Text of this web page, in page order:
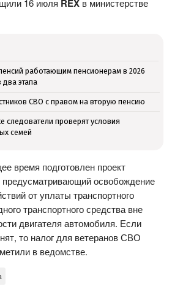
16 июля REX в министерстве
работающим пенсионерам в 2026
этапа
СВО с правом на вторую пенсию
следователи проверят условия
семей
время подготовлен проект
предусматривающий освобождение
от уплаты транспортного
транспортного средства вне
двигателя автомобиля. Если
то налог для ветеранов СВО
в ведомстве.